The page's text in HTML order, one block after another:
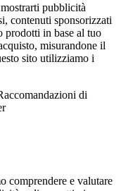
pubblicità
contenuti sponsorizzati
prodotti in base al tuo
misurandone il
sito utilizziamo i
di
comprendere e valutare